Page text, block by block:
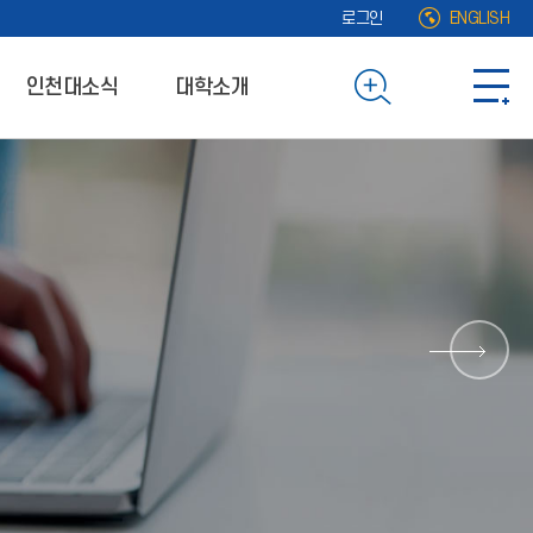
로그인 ENGLISH
인천대소식 대학소개